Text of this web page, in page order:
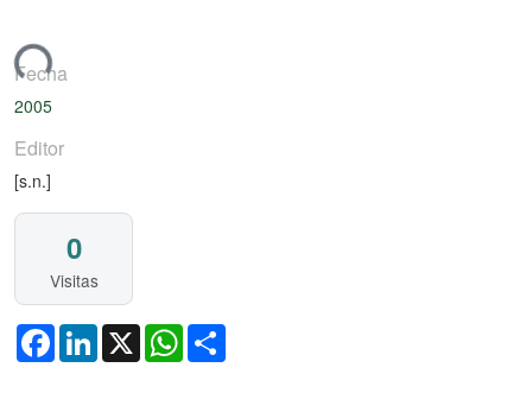
Fecha
2005
Editor
[s.n.]
0
Visitas
FacebookLinkedIn
X WhatsApp